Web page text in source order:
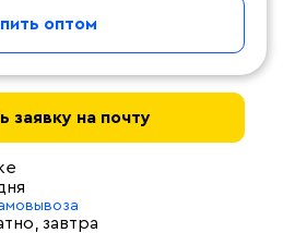
оптом
заявку на почту
, завтра